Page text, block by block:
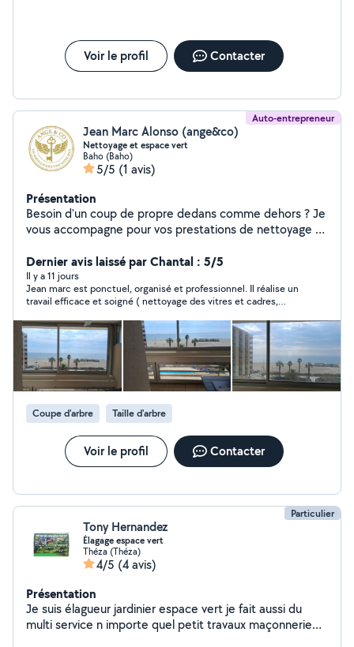
Voir le profil Contacter
Auto-entrepreneur
Jean Marc Alonso (ange&co)
Nettoyage et espace vert
Baho (Baho)
5/5 (1 avis)
Présentation
Besoin d'un coup de propre dedans comme dehors ? Je
vous accompagne pour vos prestations de nettoyage et
en état, nettoyage après travaux, tonte, taille,
désherbage et débroussaillage. Mon objectif : un
résultat propre, net et durable, avec une intervention
sérieuse, organisée et adaptée à chaque situation. Les
prestations de ménage et de petits travaux de
jardinage font bien partie des activités courantes de
service à domicile, avec notamment l'entretien de la
maison, la tonte, le désherbage, la taille et le
débroussaillage.
Dernier avis laissé par Chantal : 5/5
Il y a 11 jours
Jean marc est ponctuel, organisé et professionnel. Il réalise un
travail efficace et soigné ( nettoyage des vitres et cadres,
Coupe d'arbre Taille d'arbre
Voir le profil Contacter
Particulier
Tony Hernandez
Élagage espace vert
Théza (Théza)
4/5 (4 avis)
Présentation
Je suis élagueur jardinier espace vert je fait aussi du
multi service n importe quel petit travaux maçonnerie